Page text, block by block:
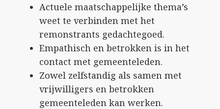
Actuele maatschappelijke thema’s
weet te verbinden met het
remonstrants gedachtegoed.
Empathisch en betrokken is in het
contact met gemeenteleden.
Zowel zelfstandig als samen met
vrijwilligers en betrokken
gemeenteleden kan werken.